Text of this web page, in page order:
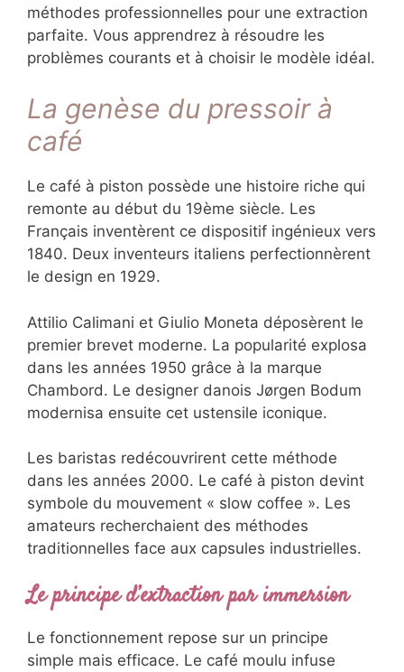
méthodes professionnelles pour une extraction
parfaite. Vous apprendrez à résoudre les
problèmes courants et à choisir le modèle idéal.
La genèse du pressoir à
café
Le café à piston possède une histoire riche qui
remonte au début du 19ème siècle. Les
Français inventèrent ce dispositif ingénieux vers
1840. Deux inventeurs italiens perfectionnèrent
le design en 1929.
Attilio Calimani et Giulio Moneta déposèrent le
premier brevet moderne. La popularité explosa
dans les années 1950 grâce à la marque
Chambord. Le designer danois Jørgen Bodum
modernisa ensuite cet ustensile iconique.
Les baristas redécouvrirent cette méthode
dans les années 2000. Le café à piston devint
symbole du mouvement « slow coffee ». Les
amateurs recherchaient des méthodes
traditionnelles face aux capsules industrielles.
Le principe d’extraction par immersion
Le fonctionnement repose sur un principe
simple mais efficace. Le café moulu infuse